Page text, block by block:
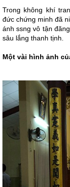
Trong không khí
đức chứng minh đã
ánh ssng vô tận
sâu lắng thanh tịnh.
Một vài hình ảnh